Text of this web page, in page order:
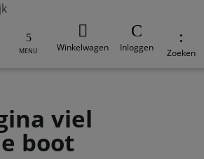
homepage
MENU Winkelwagen Inloggen Zoeken
viel
boot